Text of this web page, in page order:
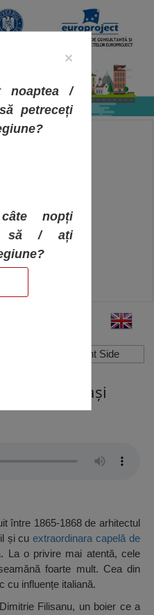
Show/Hide Right Side
Filiași
între 1865-1868 de arhitectul
și cuextraordinara capelă de
. La o privire mai atentă, cele
foarte mult. Cea din
cu influențe italiană.
Filisanu, un boier ce a
×
noaptea /
petreceți
nopți
să / ați